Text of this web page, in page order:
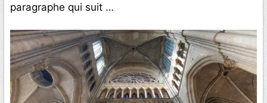
paragraphe qui suit …